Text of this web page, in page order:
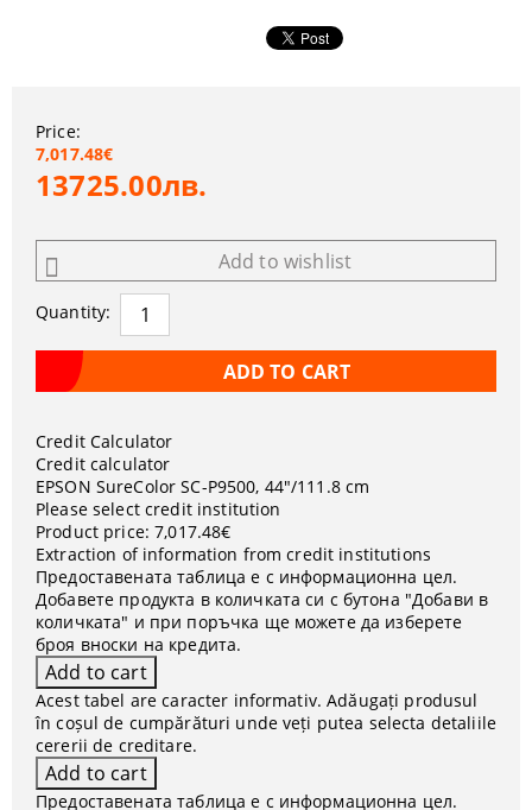
Price:
7,017.48€
13725.00лв.
Add to wishlist
Quantity:
Credit Calculator
Credit calculator
EPSON SureColor SC-P9500, 44"/111.8 cm
Please select credit institution
Product price: 7,017.48€
Extraction of information from credit institutions
Предоставената таблица е с информационна цел.
Добавете продукта в количката си с бутона "Добави в
количката" и при поръчка ще можете да изберете
броя вноски на кредита.
Acest tabel are caracter informativ. Adăugați produsul
în coșul de cumpărături unde veți putea selecta detaliile
cererii de creditare.
Предоставената таблица е с информационна цел.